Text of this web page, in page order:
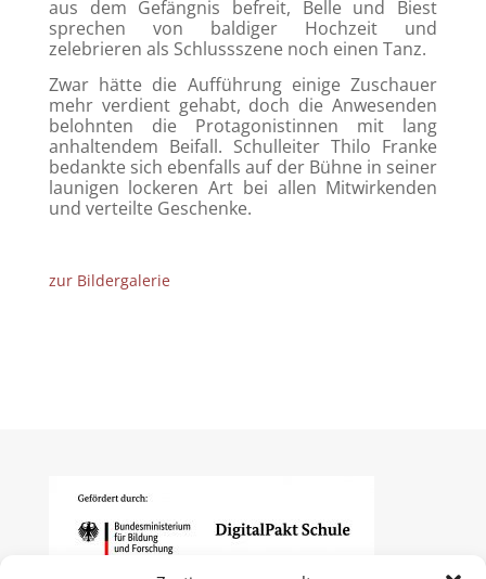
aus dem Gefängnis befreit, Belle und Biest
sprechen von baldiger Hochzeit und
zelebrieren als Schlussszene noch einen Tanz.
Zwar hätte die Aufführung einige Zuschauer
mehr verdient gehabt, doch die Anwesenden
belohnten die Protagonistinnen mit lang
anhaltendem Beifall. Schulleiter Thilo Franke
bedankte sich ebenfalls auf der Bühne in seiner
launigen lockeren Art bei allen Mitwirkenden
und verteilte Geschenke.
zur Bildergalerie